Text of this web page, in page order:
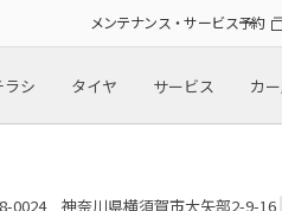
メンテナンス・サービス予約
シ タイヤ サービス カ
0024 神奈川県横須賀市大矢部2-9-16